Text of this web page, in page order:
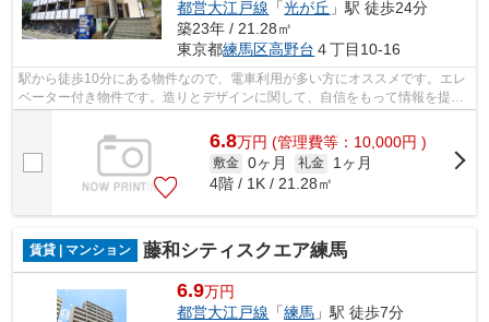
都営大江戸線 「光が丘 」駅 徒歩24分
築23年 / 21.28㎡
東京都練馬区高野台 ４丁目10-16
駅から徒歩10分にある物件なので、電車利用が多い方にオススメです。エレ
ベーター付き物件です。造りとデザインに関して、自信をもって情報を提供
できるマンションです。不動産につい...
6.8万円 (管理費等：10,000円 )
敷金 0ヶ月 礼金
1ヶ月
4階 / 1K / 21.28㎡
賃貸 | マンション 藤和シティスクエア練馬
6.9万円
都営大江戸線 「練馬 」駅 徒歩7分